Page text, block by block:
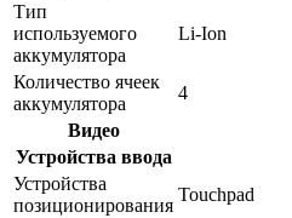
Тип
используемого
аккумулятора
Li-Ion
Количество ячеек
аккумулятора
4
Видео
Устройства ввода
Устройства
позиционирования
Touchpad